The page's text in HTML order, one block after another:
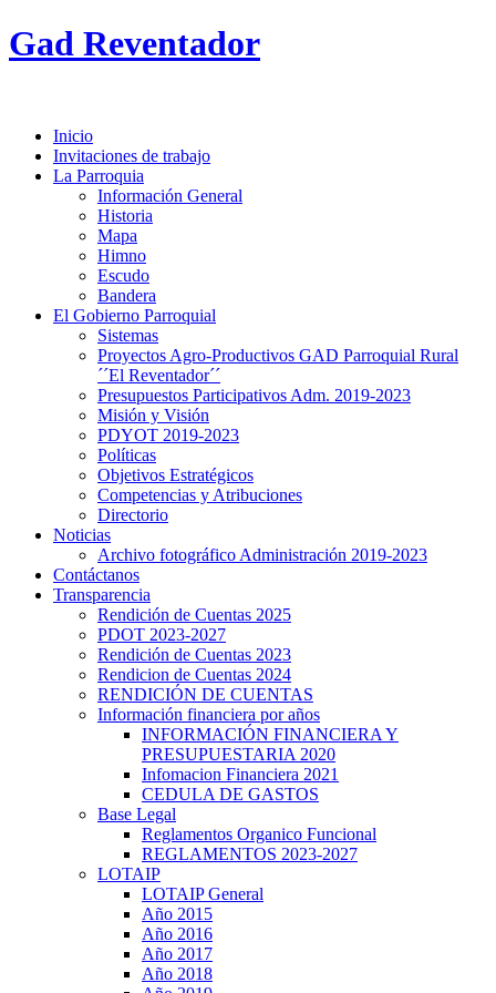
Gad Reventador
Inicio
Invitaciones de trabajo
La Parroquia
Información General
Historia
Mapa
Himno
Escudo
Bandera
El Gobierno Parroquial
Sistemas
Proyectos Agro-Productivos GAD Parroquial Rural
´´El Reventador´´
Presupuestos Participativos Adm. 2019-2023
Misión y Visión
PDYOT 2019-2023
Políticas
Objetivos Estratégicos
Competencias y Atribuciones
Directorio
Noticias
Archivo fotográfico Administración 2019-2023
Contáctanos
Transparencia
Rendición de Cuentas 2025
PDOT 2023-2027
Rendición de Cuentas 2023
Rendicion de Cuentas 2024
RENDICIÓN DE CUENTAS
Información financiera por años
INFORMACIÓN FINANCIERA Y
PRESUPUESTARIA 2020
Infomacion Financiera 2021
CEDULA DE GASTOS
Base Legal
Reglamentos Organico Funcional
REGLAMENTOS 2023-2027
LOTAIP
LOTAIP General
Año 2015
Año 2016
Año 2017
Año 2018